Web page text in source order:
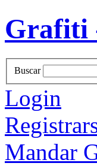
Grafiti
Buscar
Login
Mandar